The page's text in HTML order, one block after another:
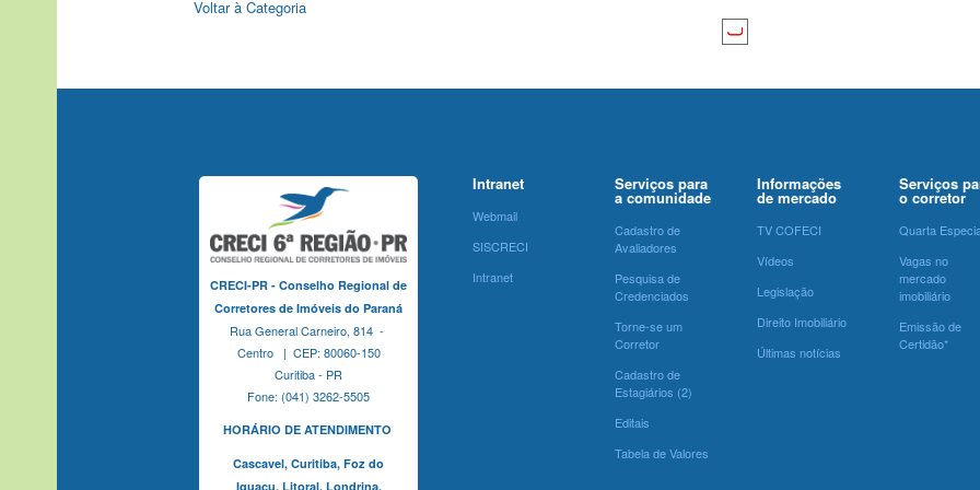
Voltar à Categoria
CRECI-PR - Conselho Regional de
Corretores de Imóveis do Paraná
Rua General Carneiro, 814 -
Centro | CEP: 80060-150
Curitiba - PR
Fone: (041) 3262-5505
HORÁRIO DE ATENDIMENTO
Cascavel, Curitiba, Foz do
Iguaçu, Litoral, Londrina,
Intranet
Webmail
SISCRECI
Intranet
Serviços para
a comunidade
Cadastro de
Avaliadores
Pesquisa de
Credenciados
Torne-se um
Corretor
Cadastro de
Estagiários (2)
Editais
Tabela de Valores
Informações
de mercado
TV COFECI
Vídeos
Legislação
Direito Imobiliário
Últimas notícias
Serviços
o corretor
Quarta
Vagas no
mercado
imobiliário
Emissão de
Certidão*